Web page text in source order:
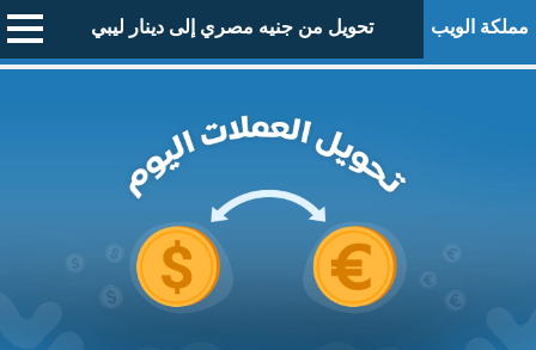
مملكة الويب تحويل من جنيه مصري إلى دينار ليبي